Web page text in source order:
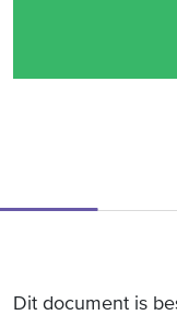
Dit document is